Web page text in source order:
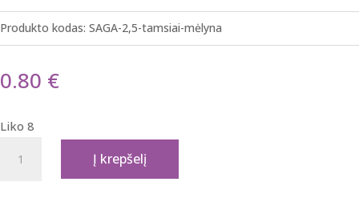
Produkto kodas: SAGA-2,5-tamsiai-mėlyna
0.80 €
Liko 8
kiekis:
Į krepšelį